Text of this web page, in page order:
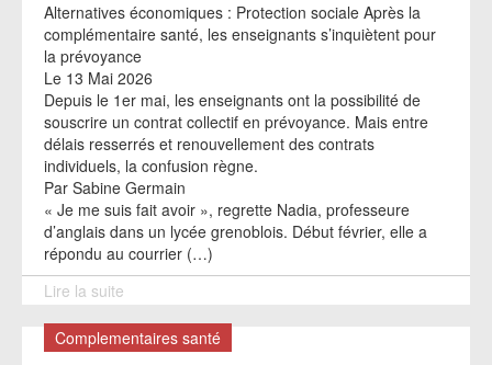
Alternatives économiques : Protection sociale Après la
complémentaire santé, les enseignants s’inquiètent pour
la prévoyance
Le 13 Mai 2026
Depuis le 1er mai, les enseignants ont la possibilité de
souscrire un contrat collectif en prévoyance. Mais entre
délais resserrés et renouvellement des contrats
individuels, la confusion règne.
Par Sabine Germain
« Je me suis fait avoir », regrette Nadia, professeure
d’anglais dans un lycée grenoblois. Début février, elle a
répondu au courrier (…)
Lire la suite
Complementaires santé